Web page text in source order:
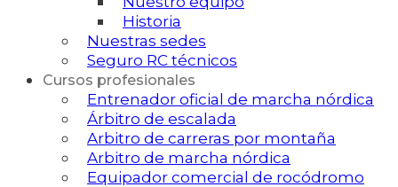
Historia
Nuestras sedes
Seguro RC técnicos
Cursos profesionales
Entrenador oficial de marcha nórdica
Árbitro de escalada
Arbitro de carreras por montaña
Arbitro de marcha nórdica
Equipador comercial de rocódromo